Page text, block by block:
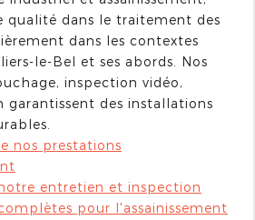
qualité dans le traitement des
dans les contextes
le-Bel et ses abords. Nos
inspection vidéo,
garantissent des installations
nos prestations
entretien et inspection
pour l'assainissement